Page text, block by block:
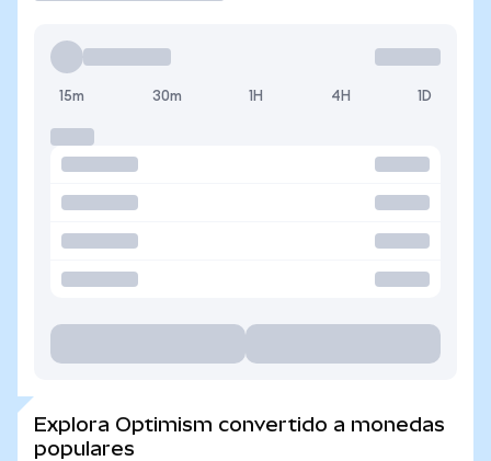
15m 30m 1H 4H 1D
Explora Optimism convertido a monedas
populares